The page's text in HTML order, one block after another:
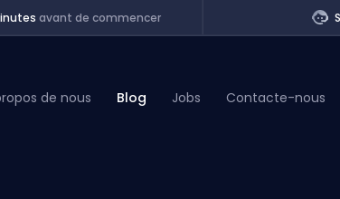
avant de commencer
de nous Blog Jobs Contacte-nous